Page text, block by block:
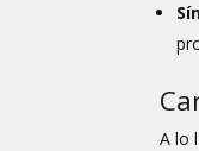
A lo